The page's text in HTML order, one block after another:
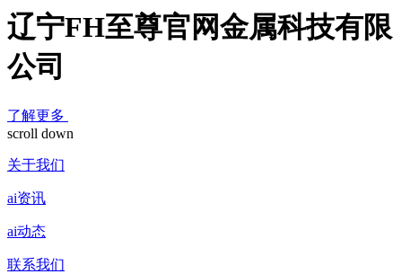
辽宁FH至尊官网金属科技有限
公司
了解更多
scroll down
关于我们
ai资讯
ai动态
联系我们